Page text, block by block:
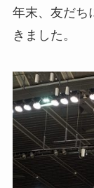
年末、友だち
きました。